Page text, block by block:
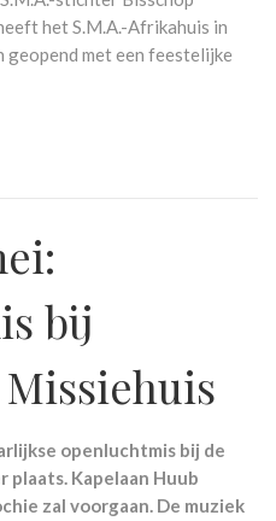
het S.M.A.-Afrikahuis in
met een feestelijke
bij
openluchtmis bij de
plaats. Kapelaan Huub
zal voorgaan. De muziek